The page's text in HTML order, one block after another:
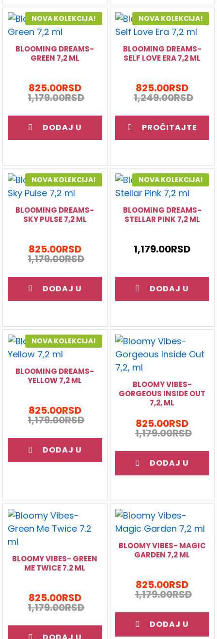
NOVA KOLEKCIJA!
BLOOMING DREAMS-
GREEN 7,2 ML
825.00RSD
1,179.00RSD
DODAJ U
NOVA KOLEKCIJA!
BLOOMING DREAMS-
SELF LOVE ERA 7,2 ML
825.00RSD
1,249.00RSD
PROČITAJTE
NOVA KOLEKCIJA!
BLOOMING DREAMS-
SKY PULSE 7,2 ML
825.00RSD
1,179.00RSD
DODAJ U
NOVA KOLEKCIJA!
BLOOMING DREAMS-
STELLAR PINK 7,2 ML
1,179.00RSD
DODAJ U
NOVA KOLEKCIJA!
BLOOMING DREAMS-
YELLOW 7,2 ML
825.00RSD
1,179.00RSD
DODAJ U
BLOOMY VIBES-
GORGEOUS INSIDE OUT
7,2, ML
825.00RSD
1,179.00RSD
DODAJ U
BLOOMY VIBES- GREEN
ME TWICE 7.2 ML
825.00RSD
1,179.00RSD
BLOOMY VIBES- MAGIC
GARDEN 7,2 ML
825.00RSD
1,179.00RSD
DODAJ U